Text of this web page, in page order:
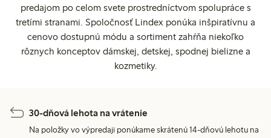
predajom po celom svete prostredníctvom spolupráce s
tretími stranami. Spoločnosť Lindex ponúka inšpiratívnu a
cenovo dostupnú módu a sortiment zahŕňa niekoľko
rôznych konceptov dámskej, detskej, spodnej bielizne a
kozmetiky.
30-dňová lehota na vrátenie
Na položky vo výpredaji ponúkame skrátenú 14-dňovú lehotu na